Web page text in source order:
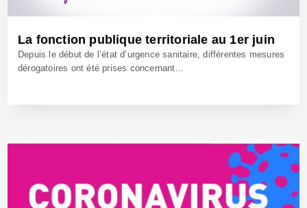
La fonction publique territoriale au 1er juin
Depuis le début de l’état d’urgence sanitaire, différentes mesures
dérogatoires ont été prises concernant...